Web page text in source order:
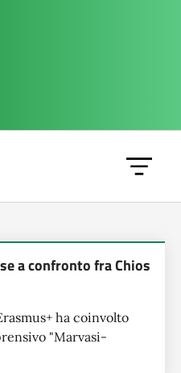
a confronto fra Chios
ha coinvolto
"Marvasi-